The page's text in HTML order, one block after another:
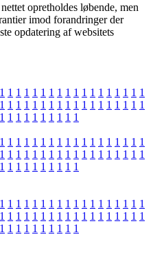
opretholdes løbende, men
imod forandringer der
opdatering af websitets
1 1 1 1 1 1 1 1 1 1 1 1 1 1 1 1 1 1
1 1 1 1 1 1 1 1 1 1 1 1 1 1 1 1 1 1
1 1 1 1 1 1 1 1 1 1
1 1 1 1 1 1 1 1 1 1 1 1 1 1 1 1 1 1
1 1 1 1 1 1 1 1 1 1 1 1 1 1 1 1 1 1
1 1 1 1 1 1 1 1 1 1
1 1 1 1 1 1 1 1 1 1 1 1 1 1 1 1 1 1
1 1 1 1 1 1 1 1 1 1 1 1 1 1 1 1 1 1
1 1 1 1 1 1 1 1 1 1